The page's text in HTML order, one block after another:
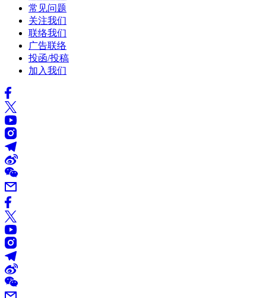
常见问题
关注我们
联络我们
广告联络
投函/投稿
加入我们